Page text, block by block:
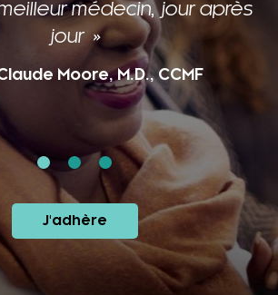
médecin, jour après
jour
Moore, M.D., CCMF
J'adhère